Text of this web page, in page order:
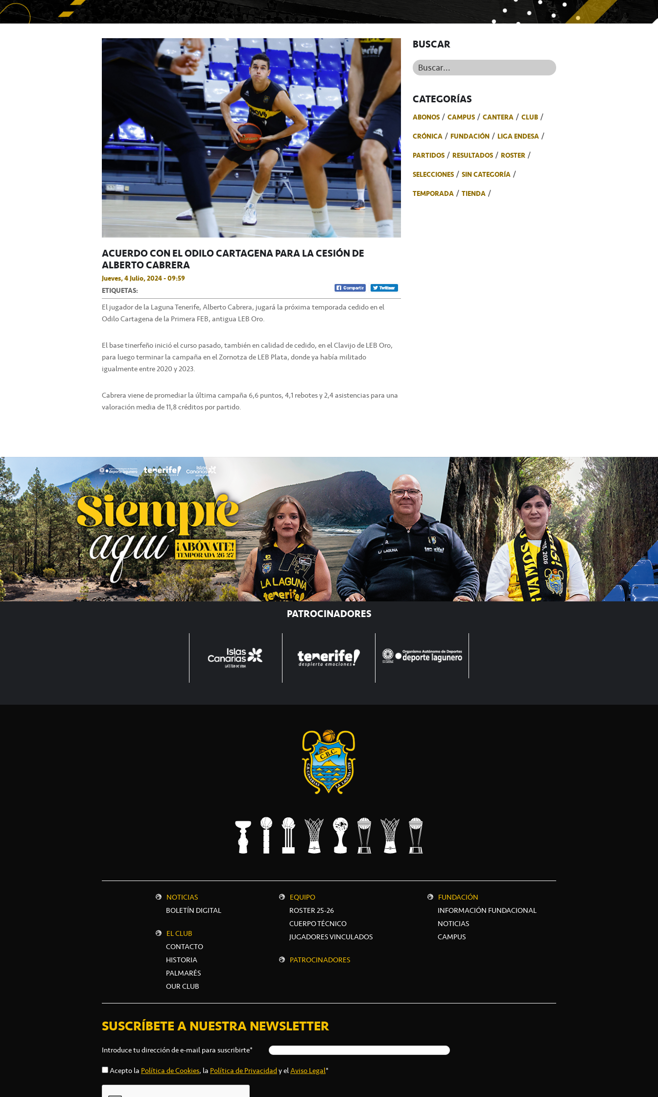
ACUERDO CON EL ODILO CARTAGENA PARA LA CESIÓN DE
ALBERTO CABRERA
Jueves, 4 Julio, 2024 - 09:59
ETIQUETAS:
El jugador de la Laguna Tenerife, Alberto Cabrera, jugará la próxima temporada cedido en el
Odilo Cartagena de la Primera FEB, antigua LEB Oro.
El base tinerfeño inició el curso pasado, también en calidad de cedido, en el Clavijo de LEB Oro,
para luego terminar la campaña en el Zornotza de LEB Plata, donde ya había militado
igualmente entre 2020 y 2023.
Cabrera viene de promediar la última campaña 6,6 puntos, 4,1 rebotes y 2,4 asistencias para una
valoración media de 11,8 créditos por partido.
BUSCAR
Buscar...
CATEGORÍAS
ABONOS CAMPUS CANTERA
CLUB
CRÓNICA
FUNDACIÓN
LIGA ENDESA
PARTIDOS
RESULTADOS
ROSTER
SELECCIONES
SIN CATEGORÍA
TEMPORADA
TIENDA
PATROCINADORES
NOTICIAS
BOLETÍN DIGITAL
EL CLUB
CONTACTO
HISTORIA
PALMARÉS
OUR CLUB
EQUIPO
ROSTER 25-26
CUERPO TÉCNICO
JUGADORES VINCULADOS
PATROCINADORES
FUNDACIÓN
INFORMACIÓN FUNDACIONAL
NOTICIAS
CAMPUS
SUSCRÍBETE A NUESTRA NEWSLETTER
Introduce tu dirección de e-mail para suscribirte*
Acepto laPolítica de Cookies, laPolítica de Privacidady elAviso Legal*